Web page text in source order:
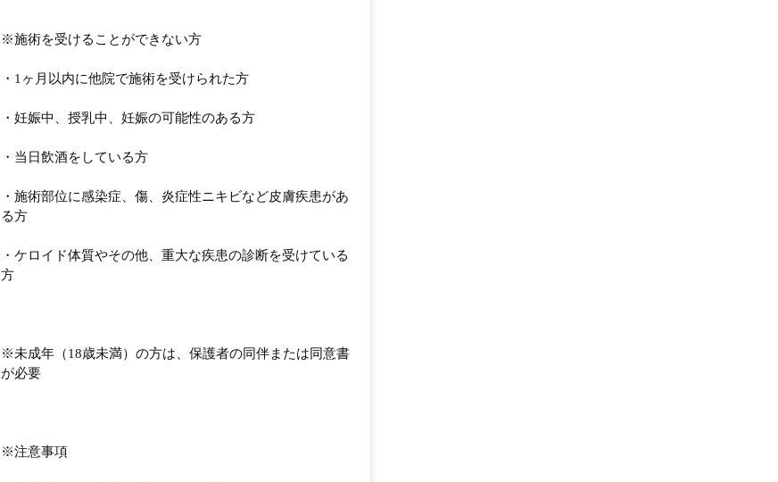
※施術を受けることができない方
・1ヶ月以内に他院で施術を受けられた方
・妊娠中、授乳中、妊娠の可能性のある方
・当日飲酒をしている方
・施術部位に感染症、傷、炎症性ニキビなど皮膚疾患があ
る方
・ケロイド体質やその他、重大な疾患の診断を受けている
方
※未成年（18歳未満）の方は、保護者の同伴または同意書
が必要
※注意事項